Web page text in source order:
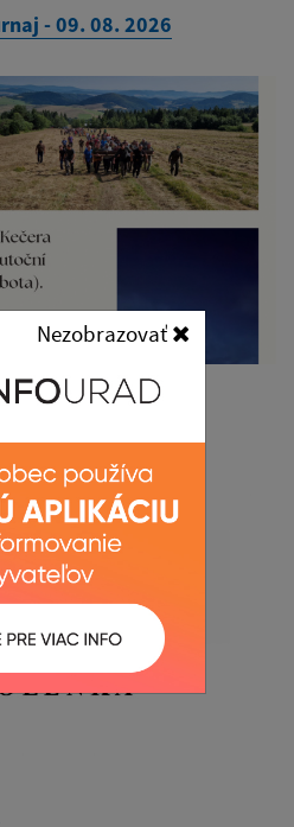
Nezobrazovať
- 09. 08. 2026
- 08. 08. 2026